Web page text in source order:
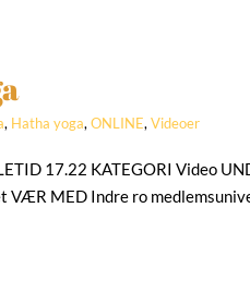
, Hatha yoga,ONLINE,Videoer
17.22 KATEGORI Video
VÆR MED Indre ro